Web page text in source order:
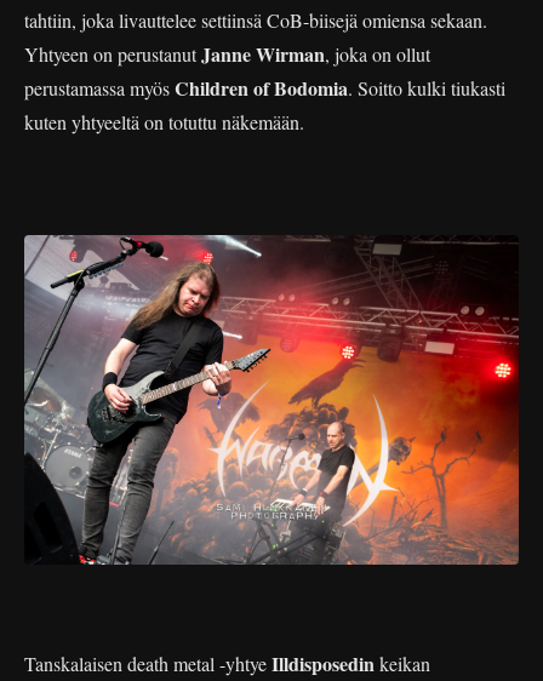
tahtiin, joka livauttelee settiinsä CoB-biisejä omiensa sekaan.
Yhtyeen on perustanutJanne Wirman, joka on ollut
perustamassa myösChildren of Bodomia. Soitto kulki tiukasti
kuten yhtyeeltä on totuttu näkemään.
Tanskalaisen death metal -yhtyeIlldisposedinkeikan